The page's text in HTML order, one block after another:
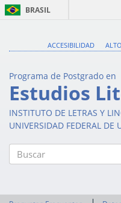
BRASIL
ACCESIBILIDAD
Programa de Postgrado en
Estudios
INSTITUTO DE LETRAS Y
UNIVERSIDAD FEDERAL DE